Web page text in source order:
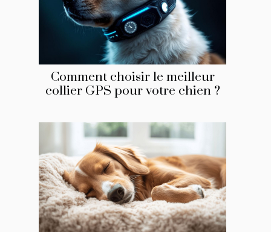
Comment choisir le meilleur
collier GPS pour votre chien ?